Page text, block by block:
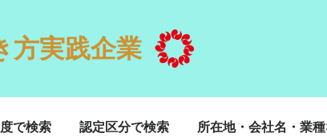
方実践企業
で検索 認定区分で検索 所在地・会社名・業